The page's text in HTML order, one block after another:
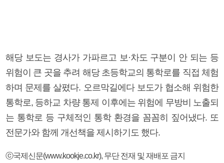
해당 보도는 경사가 가파르고 보·차도 구분이 안 되는 등
위험이 큰 곳을 추려 해당 초등학교의 통학로를 직접 체험
하며 문제를 살폈다. 오르막길에다 보도가 협소해 위험한
통학로, 등하교 차량 통제 이후에는 위험에 무방비 노출되
는 통학로 등 구체적인 통학 환경을 꼼꼼히 짚어냈다. 또
전문가와 함께 개선책을 제시하기도 했다.
ⓒ국제신문(www.kookje.co.kr), 무단 전재 및 재배포 금지